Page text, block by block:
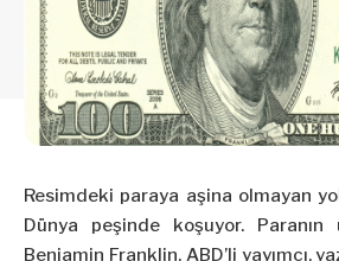
Resimdeki paraya aşina olmayan
Dünya peşinde koşuyor.
Benjamin Franklin. ABD’li yayımcı,